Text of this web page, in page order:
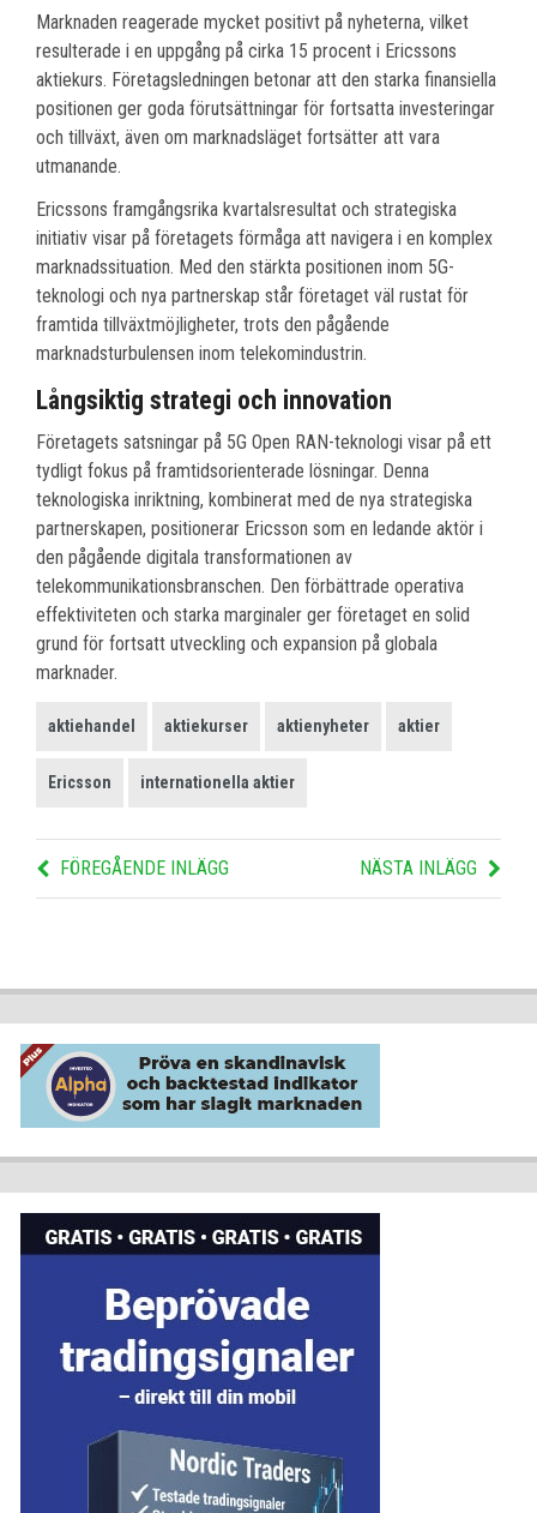
Marknaden reagerade mycket positivt på nyheterna, vilket
resulterade i en uppgång på cirka 15 procent i Ericssons
aktiekurs. Företagsledningen betonar att den starka finansiella
positionen ger goda förutsättningar för fortsatta investeringar
och tillväxt, även om marknadsläget fortsätter att vara
utmanande.
Ericssons framgångsrika kvartalsresultat och strategiska
initiativ visar på företagets förmåga att navigera i en komplex
marknadssituation. Med den stärkta positionen inom 5G-
teknologi och nya partnerskap står företaget väl rustat för
framtida tillväxtmöjligheter, trots den pågående
marknadsturbulensen inom telekomindustrin.
Långsiktig strategi och innovation
Företagets satsningar på 5G Open RAN-teknologi visar på ett
tydligt fokus på framtidsorienterade lösningar. Denna
teknologiska inriktning, kombinerat med de nya strategiska
partnerskapen, positionerar Ericsson som en ledande aktör i
den pågående digitala transformationen av
telekommunikationsbranschen. Den förbättrade operativa
effektiviteten och starka marginaler ger företaget en solid
grund för fortsatt utveckling och expansion på globala
marknader.
aktiehandel aktiekurser aktienyheter aktier
Ericsson internationella aktier
FÖREGÅENDE INLÄGG NÄSTA INLÄGG